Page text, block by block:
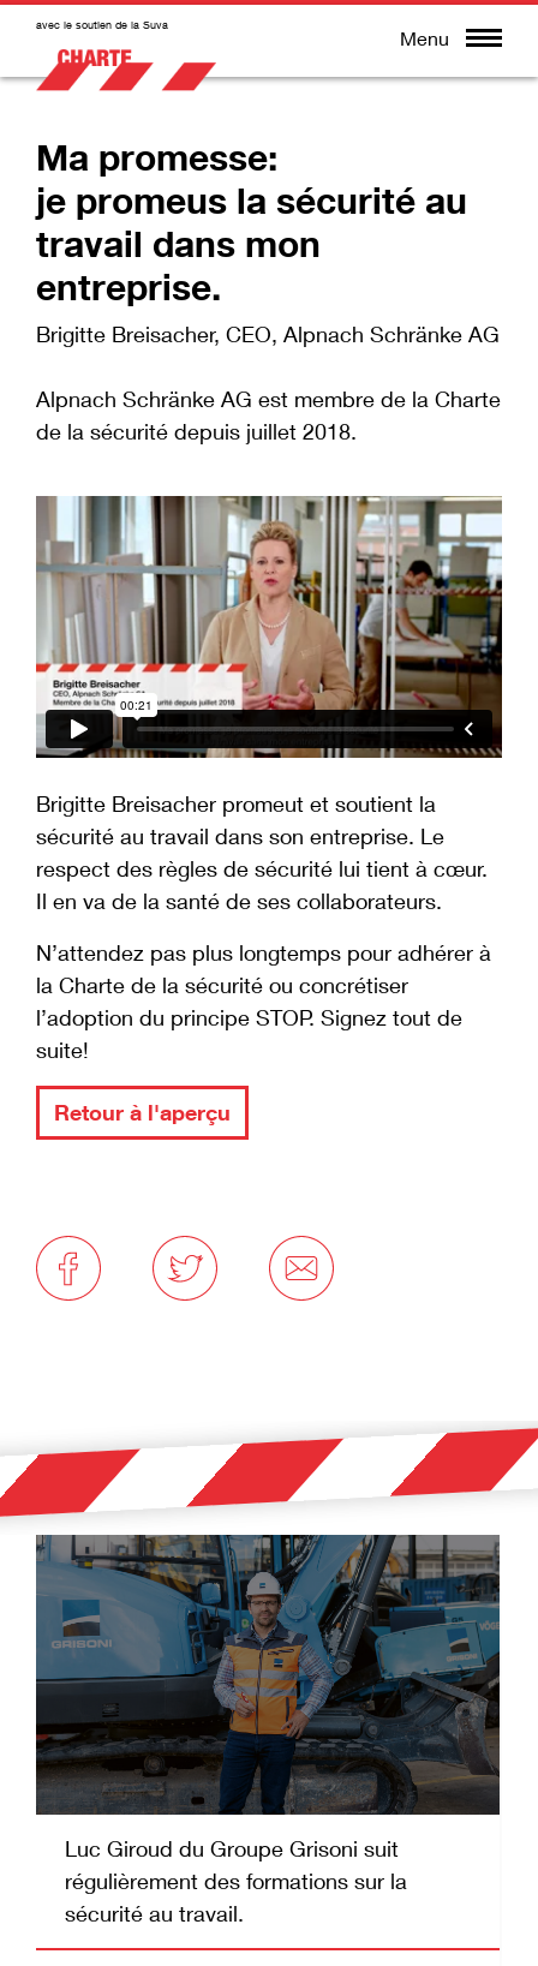
avec le soutien de la Suva
Menu
Ma promesse:
je promeus la sécurité au
travail dans mon
entreprise.
Brigitte Breisacher, CEO, Alpnach Schränke AG
Alpnach Schränke AG est membre de la Charte
de la sécurité depuis juillet 2018.
Brigitte Breisacher promeut et soutient la
sécurité au travail dans son entreprise. Le
respect des règles de sécurité lui tient à cœur.
Il en va de la santé de ses collaborateurs.
N’attendez pas plus longtemps pour adhérer à
la Charte de la sécurité ou concrétiser
l’adoption du principe STOP. Signez tout de
suite!
Retour à l'aperçu
Luc Giroud du Groupe Grisoni suit
régulièrement des formations sur la
sécurité au travail.